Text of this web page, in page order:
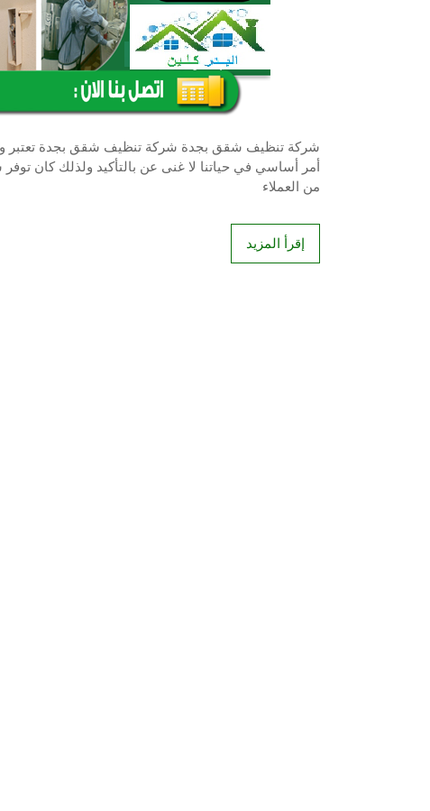
شركة تنظيف شقق بجدة شركة تنظيف شقق بجدة تعتبر
أمر أساسي في حياتنا لا غنى عن بالتأكيد ولذلك كان
من العملاء
إقرأ المزيد